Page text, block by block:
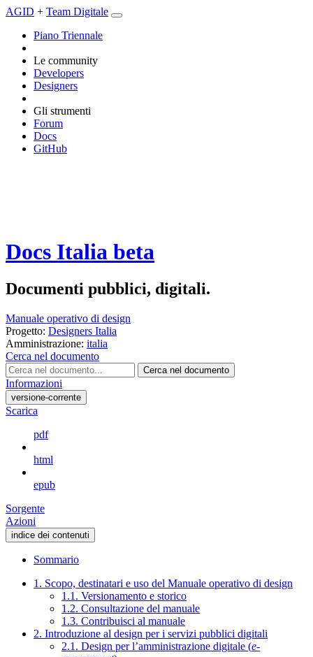
AGID + Team Digitale
Piano Triennale
Le community
Developers
Designers
Gli strumenti
Forum
Docs
GitHub
Docs Italia beta
Documenti pubblici, digitali.
Manuale operativo di design
Progetto: Designers Italia
Amministrazione: italia
Cerca nel documento
Cerca nel documento
Informazioni
versione-corrente
Scarica
pdf
html
epub
Sorgente
Azioni
indice dei contenuti
Sommario
1. Scopo, destinatari e uso del Manuale operativo di design
1.1. Versionamento e storico
1.2. Consultazione del manuale
1.3. Contribuisci al manuale
2. Introduzione al design per i servizi pubblici digitali
2.1. Design per l’amministrazione digitale (e-